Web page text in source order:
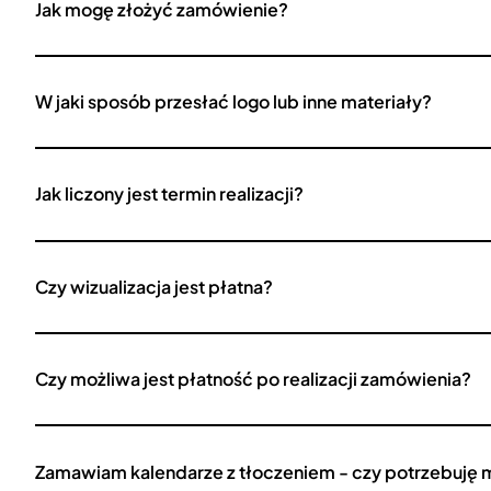
Jak mogę złożyć zamówienie?
W jaki sposób przesłać logo lub inne materiały?
Jak liczony jest termin realizacji?
Czy wizualizacja jest płatna?
Czy możliwa jest płatność po realizacji zamówienia?
Zamawiam kalendarze z tłoczeniem - czy potrzebuję